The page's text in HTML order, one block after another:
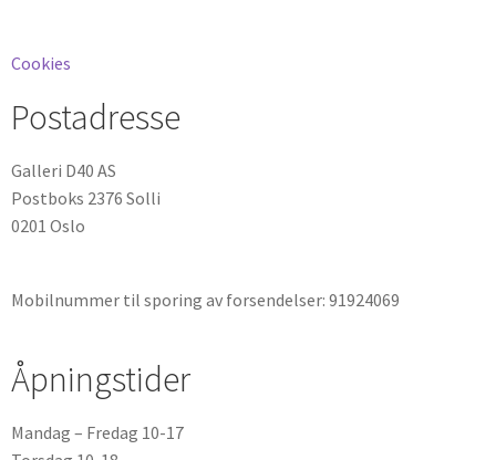
Cookies
Postadresse
Galleri D40 AS
Postboks 2376 Solli
0201 Oslo
Mobilnummer til sporing av forsendelser: 91924069
Åpningstider
Mandag – Fredag 10-17